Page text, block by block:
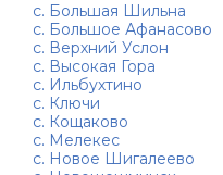
с. Большая Шильна
с. Большое Афанасово
с. Верхний Услон
с. Высокая Гора
с. Ильбухтино
с. Ключи
с. Кощаково
с. Мелекес
с. Новое Шигалеево